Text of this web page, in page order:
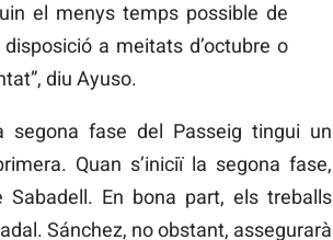
el menys temps possible de
a meitats d’octubre o
diu Ayuso.
segona fase del Passeig tingui un
Quan s’iniciï la segona fase,
En bona part, els treballs
Sánchez, no obstant, assegurarà